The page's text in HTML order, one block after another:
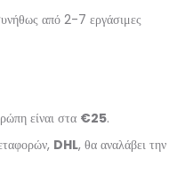
από 2-7 εργάσιμες
είναι στα €25.
DHL, θα αναλάβει την